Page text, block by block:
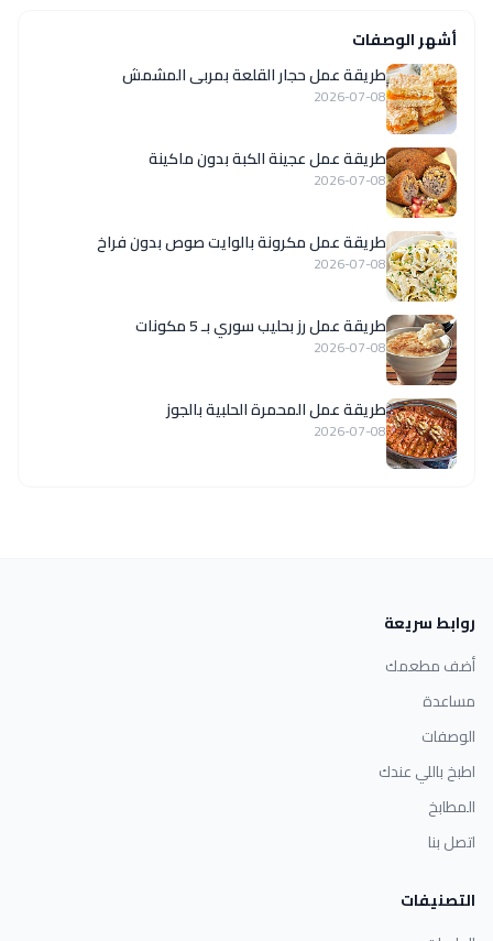
أشهر الوصفات
طريقة عمل حجار القلعة بمربى المشمش
2026-07-08
طريقة عمل عجينة الكبة بدون ماكينة
2026-07-08
طريقة عمل مكرونة بالوايت صوص بدون فراخ
2026-07-08
طريقة عمل رز بحليب سوري بـ 5 مكونات
2026-07-08
طريقة عمل المحمرة الحلبية بالجوز
2026-07-08
روابط سريعة
أضف مطعمك
مساعدة
الوصفات
اطبخ باللي عندك
المطابخ
اتصل بنا
التصنيفات